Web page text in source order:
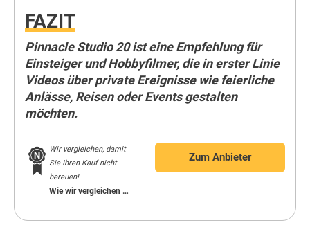
FAZIT
Pinnacle Studio 20 ist eine Empfehlung für
Einsteiger und Hobbyfilmer, die in erster Linie
Videos über private Ereignisse wie feierliche
Anlässe, Reisen oder Events gestalten
möchten.
Wir vergleichen, damit
Sie Ihren Kauf nicht
bereuen!
Wie wirvergleichen …
Zum Anbieter